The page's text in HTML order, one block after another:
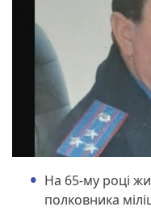
На 65-му році
полковника